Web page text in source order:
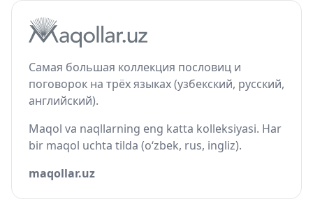
Самая большая коллекция пословиц и
поговорок на трёх языках (узбекский, русский,
английский).
Maqol va naqllarning eng katta kolleksiyasi. Har
bir maqol uchta tilda (o‘zbek, rus, ingliz).
maqollar.uz